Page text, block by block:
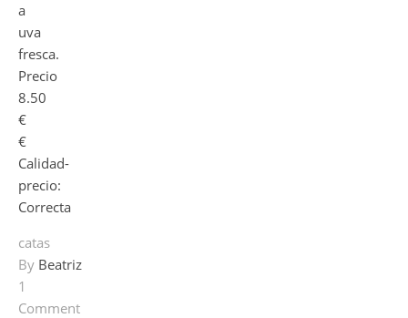
a
uva
fresca.
Precio
8.50
€
€
Calidad-
precio:
Correcta
catas
By Beatriz
1
Comment